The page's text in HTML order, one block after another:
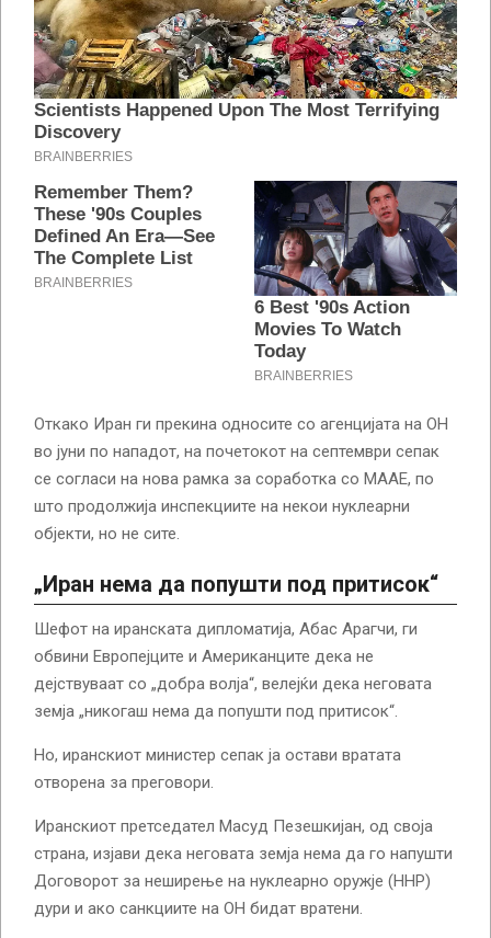
Откако Иран ги прекина односите со агенцијата на ОН
во јуни по нападот, на почетокот на септември сепак
се согласи на нова рамка за соработка со МААЕ, по
што продолжија инспекциите на некои нуклеарни
објекти, но не сите.
„Иран нема да попушти под притисок“
Шефот на иранската дипломатија, Абас Арагчи, ги
обвини Европејците и Американците дека не
дејствуваат со „добра волја“, велејќи дека неговата
земја „никогаш нема да попушти под притисок“.
Но, иранскиот министер сепак ја остави вратата
отворена за преговори.
Иранскиот претседател Масуд Пезешкијан, од своја
страна, изјави дека неговата земја нема да го напушти
Договорот за неширење на нуклеарно оружје (ННР)
дури и ако санкциите на ОН бидат вратени.